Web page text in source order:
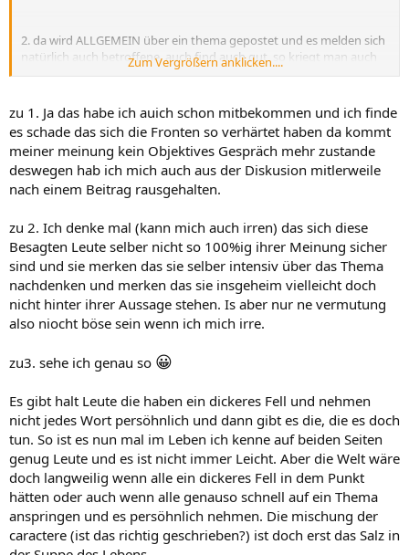
2. da wird ALLGEMEIN über ein thema gepostet und es melden sich
natürlich auch betroffene. auch find auch gut, so kriegt man auch
mal ander sichtweisen erörtert. was ich aber nicht verstehe ist, dass
das ist doch nicht so gewollt, oder täusch ich mich?
3. wenn ich allgemein über ein thema rede, dann will ich nicht bei
jemand anderem wunden aufreißen oder darin rumstochern.
einfach sachlich darüber reden.....
lieg ich wieder mal total daneben?
susi
Zum Vergrößern anklicken....
zu 1. Ja das habe ich auich schon mitbekommen und ich finde
es schade das sich die Fronten so verhärtet haben da kommt
meiner meinung kein Objektives Gespräch mehr zustande
deswegen hab ich mich auch aus der Diskusion mitlerweile
nach einem Beitrag rausgehalten.
zu 2. Ich denke mal (kann mich auch irren) das sich diese
Besagten Leute selber nicht so 100%ig ihrer Meinung sicher
sind und sie merken das sie selber intensiv über das Thema
nachdenken und merken das sie insgeheim vielleicht doch
nicht hinter ihrer Aussage stehen. Is aber nur ne vermutung
also niocht böse sein wenn ich mich irre.
zu3. sehe ich genau so 😀
Es gibt halt Leute die haben ein dickeres Fell und nehmen
nicht jedes Wort persöhnlich und dann gibt es die, die es doch
tun. So ist es nun mal im Leben ich kenne auf beiden Seiten
genug Leute und es ist nicht immer Leicht. Aber die Welt wäre
doch langweilig wenn alle ein dickeres Fell in dem Punkt
hätten oder auch wenn alle genauso schnell auf ein Thema
anspringen und es persöhnlich nehmen. Die mischung der
caractere (ist das richtig geschrieben?) ist doch erst das Salz in